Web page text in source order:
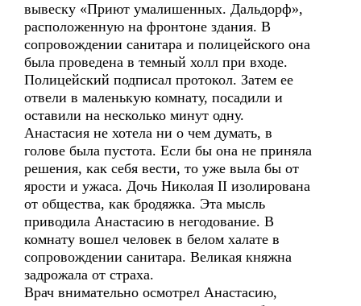
вывеску «Приют умалишенных. Дальдорф»,
расположенную на фронтоне здания. В
сопровождении санитара и полицейского она
была проведена в темный холл при входе.
Полицейский подписал протокол. Затем ее
отвели в маленькую комнату, посадили и
оставили на несколько минут одну.
Анастасия не хотела ни о чем думать, в
голове была пустота. Если бы она не приняла
решения, как себя вести, то уже выла бы от
ярости и ужаса. Дочь Николая II изолирована
от общества, как бродяжка. Эта мысль
приводила Анастасию в негодование. В
комнату вошел человек в белом халате в
сопровождении санитара. Великая княжна
задрожала от страха.
Врач внимательно осмотрел Анастасию,